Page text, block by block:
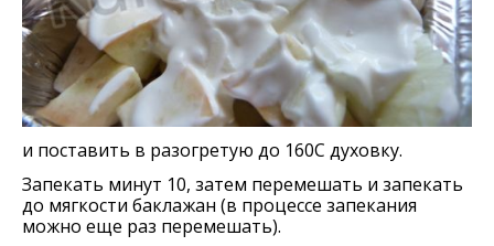
и поставить в разогретую до 160С духовку.
Запекать минут 10, затем перемешать и запекать
до мягкости баклажан (в процессе запекания
можно еще раз перемешать).